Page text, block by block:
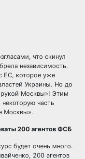
что скинул
независимость.
ЕС, которое уже
Украины. Но до
Москвы»! Этим
часть
Москвы».
200 агентов ФСБ
будет очень много.
200 агентов